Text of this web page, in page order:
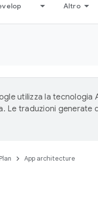
Altro
utilizza la tecnologia
Le traduzioni generate
App architecture